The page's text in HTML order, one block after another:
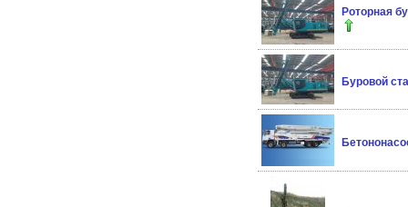
Роторная
Буровой